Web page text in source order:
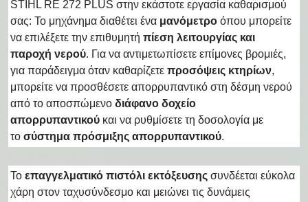
STIHL RE 272 PLUS στην εκάστοτε εργασία καθαρισμού
σας: Το μηχάνημα διαθέτει ένα μανόμετρο όπου μπορείτε
να επιλέξετε την επιθυμητή πίεση λειτουργίας και
παροχή νερού. Για να αντιμετωπίσετε επίμονες βρομιές,
για παράδειγμα όταν καθαρίζετε προσόψεις κτηρίων,
μπορείτε να προσθέσετε απορρυπαντικό στη δέσμη νερού
από το αποσπώμενο διάφανο δοχείο
απορρυπαντικού και να ρυθμίσετε τη δοσολογία με
το σύστημα πρόσμιξης απορρυπαντικού.
Το επαγγελματικό πιστόλι εκτόξευσης συνδέεται εύκολα
χάρη στον ταχυσύνδεσμο και μειώνει τις δυνάμεις